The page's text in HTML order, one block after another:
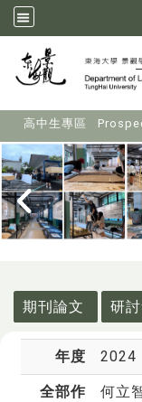
高中生專區
期刊論文
研
年度 2024
全部作
何立